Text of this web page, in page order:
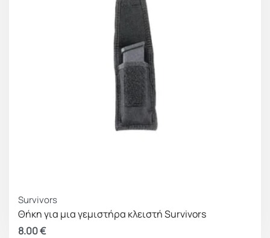
Survivors
Θήκη για μια γεμιστήρα κλειστή Survivors
8.00€